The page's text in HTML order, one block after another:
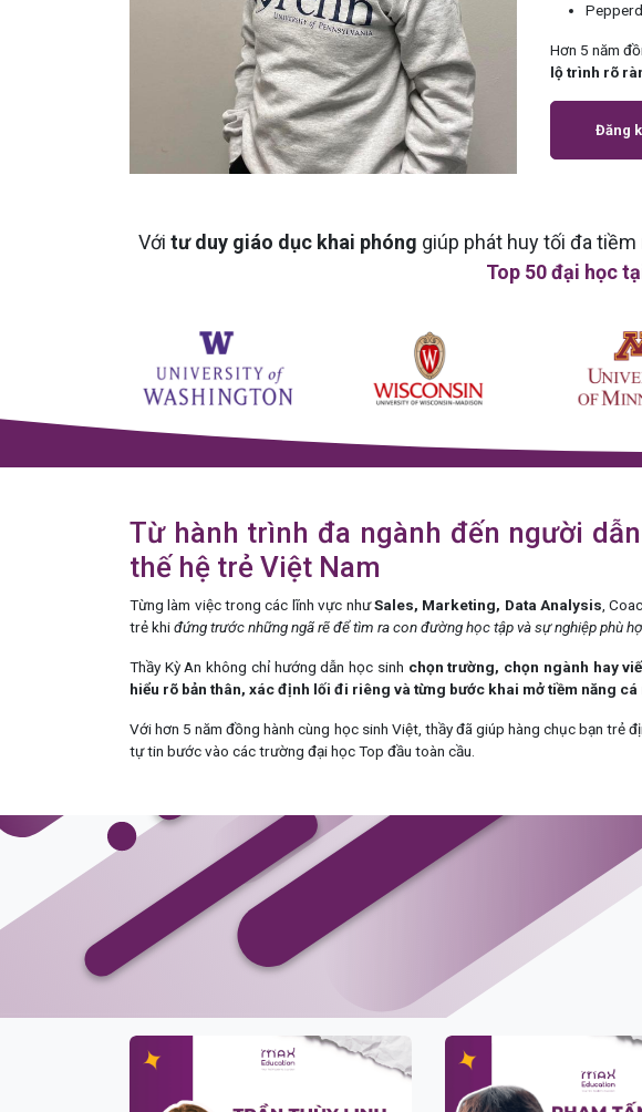
Hơn 5 năm
lộ trình rõ
Đăng
Với tư duy giáo dục khai phóng giúp phát huy tối đa
Top 50 đại học
Từ hành trình đa ngành đến người
thế hệ trẻ Việt Nam
Từng làm việc trong các lĩnh vực nhưSales, Marketing, Data Analysis ,
trẻ khiđứng trước những ngã rẽ để tìm ra con đường học tập và sự nghiệp phù
Thầy Kỳ An không chỉ hướng dẫn học sinh chọn trường, chọn ngành hay
hiểu rõ bản thân, xác định lối đi riêng và từng bước khai mở tiềm năng cá
Với hơn 5 năm đồng hành cùng học sinh Việt, thầy đã giúp hàng chục bạn trẻ
tự tin bước vào các trường đại học Top đầu toàn cầu.